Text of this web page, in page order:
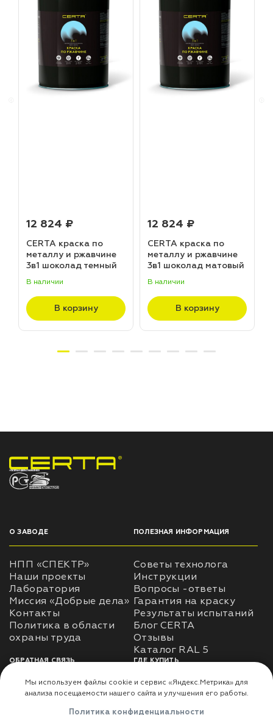
12 824 ₽
CERTA краска по
металлу и ржавчине
3в1 шоколад темный
(20,0кг)
В наличии
В корзину
12 824 ₽
CERTA краска по
металлу и ржавчине
3в1 шоколад матовый
В наличии
В корзину
НПП «СПЕКТР» ЗАВОД ЛАКОКРАСОЧНЫХ МАТЕРИАЛОВ
О ЗАВОДЕ
НПП «СПЕКТР»
Наши проекты
Лаборатория
Миссия «Добрые дела»
Контакты
Политика в области
ПОЛЕЗНАЯ ИНФОРМАЦИЯ
Советы технолога
Инструкции
Вопросы -ответы
Гарантия на краску
Результаты испытаний
Блог CERTA
Отзывы
Каталог RAL 5
ОБРАТНАЯ СВЯЗЬ
Использование
ГДЕ КУПИТЬ
Доставка